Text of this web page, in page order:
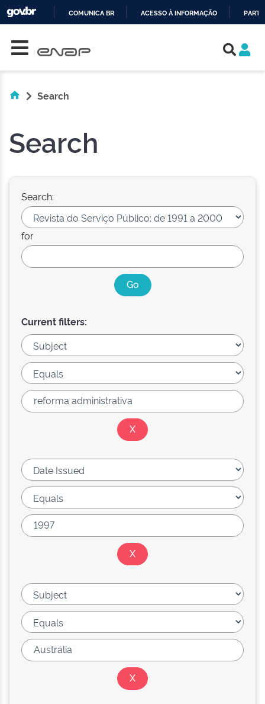
COMUNICA BR ACESSO À INFORMAÇÃO
Search
Search
Search:
for
Current filters: